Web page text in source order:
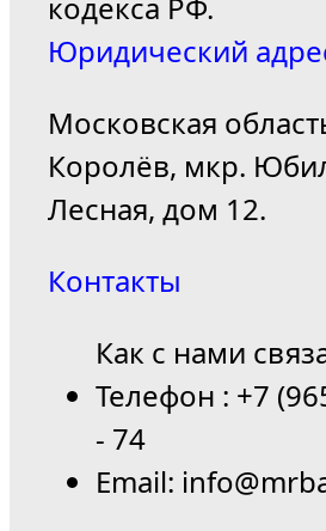
Юридический
Московская
Королёв, мкр.
Лесная, дом 12.
Контакты
Как с нами
Телефон : +7
- 74
Email: